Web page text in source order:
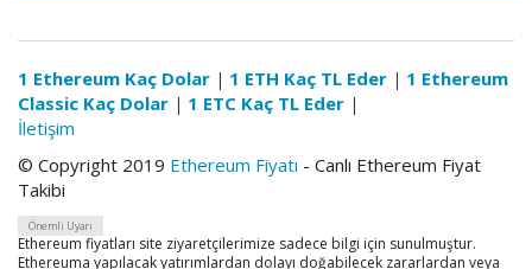
1 Ethereum Kaç Dolar | 1 ETH Kaç TL Eder | 1 Ethereum
Classic Kaç Dolar | 1 ETC Kaç TL Eder |
İletişim
© Copyright 2019 Ethereum Fiyatı - Canlı Ethereum Fiyat
Takibi
Önemli Uyarı
Ethereum fiyatları site ziyaretçilerimize sadece bilgi için sunulmuştur.
Ethereuma yapılacak yatırımlardan dolayı doğabilecek zararlardan veya